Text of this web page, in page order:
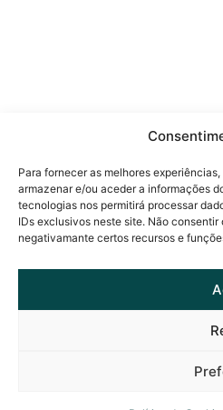
Para fornecer as melhores
armazenar e/ou aceder a informações
tecnologias nos permitirá processar
IDs exclusivos neste site. Não
negativamante certos recursos e